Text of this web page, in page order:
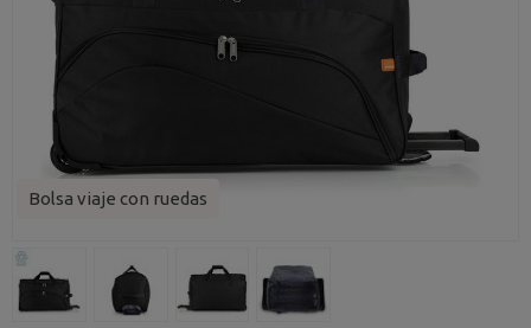
Bolsa viaje con ruedas